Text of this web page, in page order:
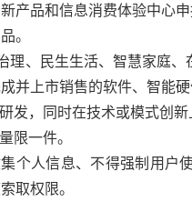
产品和信息消费体验中心
。
理、民生生活、智慧家庭
并上市销售的软件、智能硬
发，同时在技术或模式创新
限一件。
个人信息、不得强制用户
取权限。